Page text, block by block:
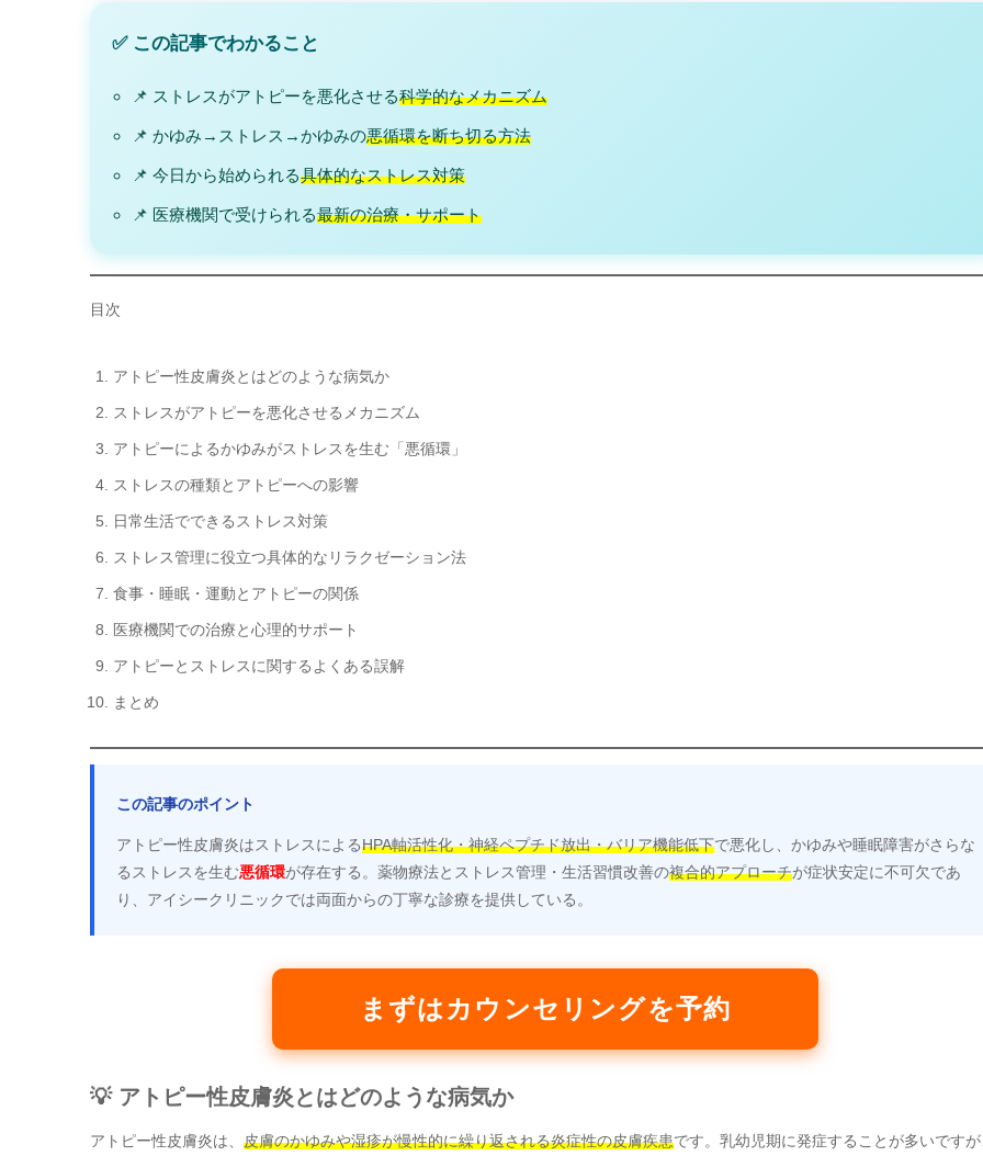
✅ この記事でわかること
📌 ストレスがアトピーを悪化させる科学的なメカニズム
📌 かゆみ→ストレス→かゆみの悪循環を断ち切る方法
📌 今日から始められる具体的なストレス対策
📌 医療機関で受けられる最新の治療・サポート
目次
アトピー性皮膚炎とはどのような病気か
ストレスがアトピーを悪化させるメカニズム
アトピーによるかゆみがストレスを生む「悪循環」
ストレスの種類とアトピーへの影響
日常生活でできるストレス対策
ストレス管理に役立つ具体的なリラクゼーション法
食事・睡眠・運動とアトピーの関係
医療機関での治療と心理的サポート
アトピーとストレスに関するよくある誤解
まとめ
この記事のポイント
アトピー性皮膚炎はストレスによるHPA軸活性化・神経ペプチド放出・バリア機能低下で悪化し、かゆみや睡眠障害がさらな
るストレスを生む悪循環が存在する。薬物療法とストレス管理・生活習慣改善の複合的アプローチが症状安定に不可欠であ
り、アイシークリニックでは両面からの丁寧な診療を提供している。
まずはカウンセリングを予約
💡 アトピー性皮膚炎とはどのような病気か
アトピー性皮膚炎は、 皮膚のかゆみや湿疹が慢性的に繰り返される炎症性の皮膚疾患です。乳幼児期に発症することが多いです